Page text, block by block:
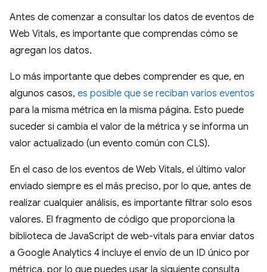
Antes de comenzar a consultar los datos de eventos de
Web Vitals, es importante que comprendas cómo se
agregan los datos.
Lo más importante que debes comprender es que, en
algunos casos, es posible que se reciban varios eventos
para la misma métrica en la misma página. Esto puede
suceder si cambia el valor de la métrica y se informa un
valor actualizado (un evento común con CLS).
En el caso de los eventos de Web Vitals, el último valor
enviado siempre es el más preciso, por lo que, antes de
realizar cualquier análisis, es importante filtrar solo esos
valores. El fragmento de código que proporciona la
biblioteca de JavaScript de web-vitals para enviar datos
a Google Analytics 4 incluye el envío de un ID único por
métrica, por lo que puedes usar la siguiente consulta